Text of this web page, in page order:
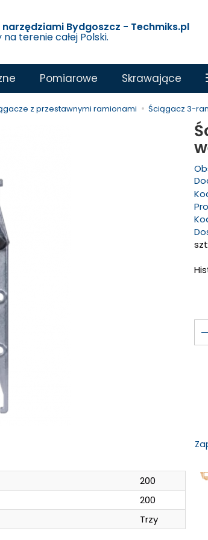
Bydgoszcz - Techmiks.pl
terenie całej Polski.
Pomiarowe Skrawające
z przestawnymi ramionami Ściągacz 3-
200
200
Trzy